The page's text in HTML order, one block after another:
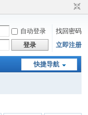
自动登录
找回密码
登录 立即注册
快捷导航